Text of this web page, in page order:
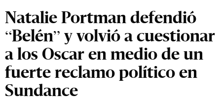
Natalie Portman defendió
“Belén” y volvió a cuestionar
a los Oscar en medio de un
fuerte reclamo político en
Sundance